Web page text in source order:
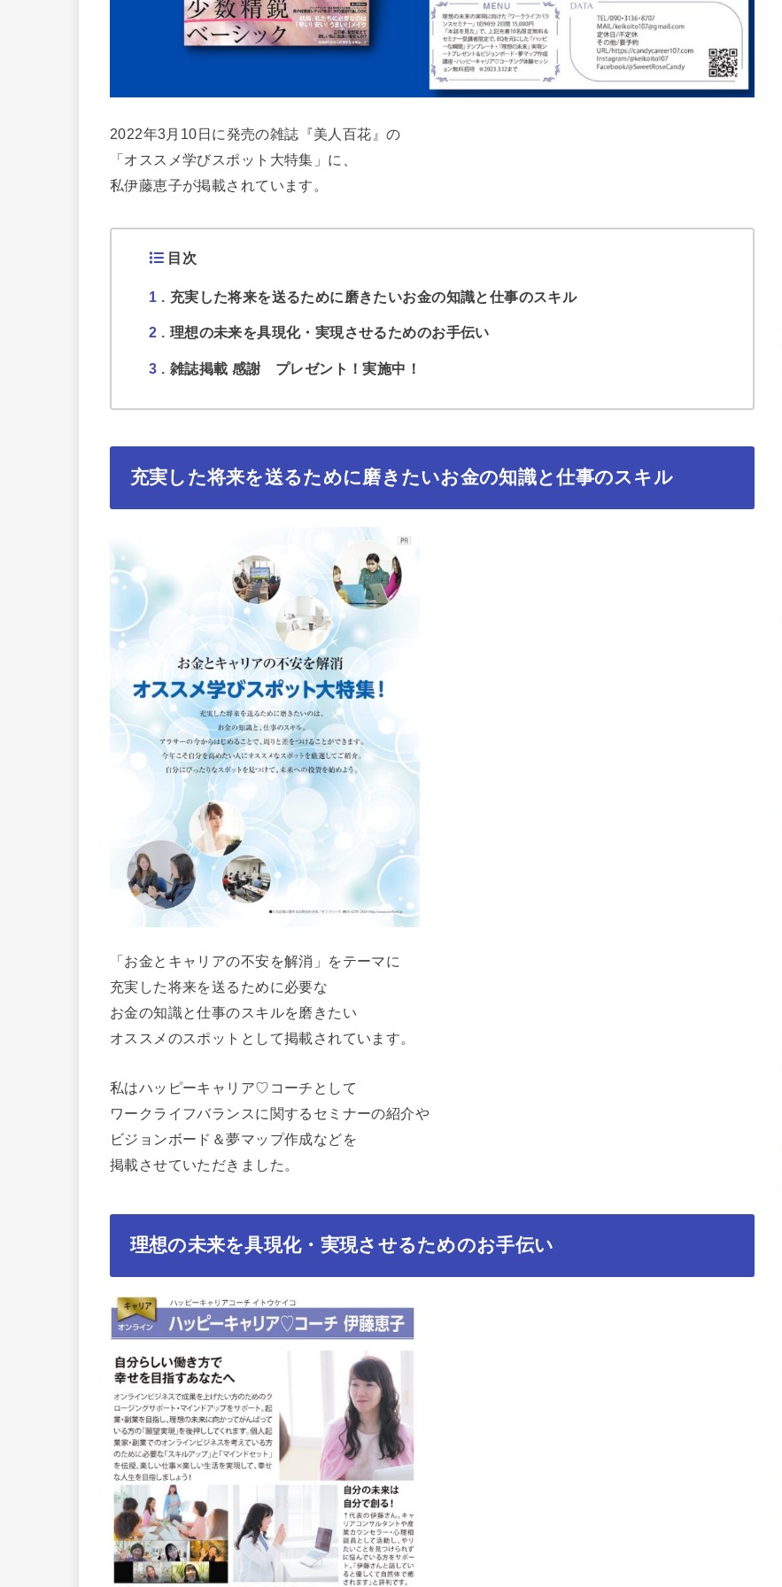
2022年3月10日に発売の雑誌『美人百花』の
「オススメ学びスポット大特集」に、
私伊藤恵子が掲載されています。
目次
1 充実した将来を送るために磨きたいお金の知識と仕事のスキル
2 理想の未来を具現化・実現させるためのお手伝い
3 雑誌掲載 感謝 プレゼント！実施中！
充実した将来を送るために磨きたいお金の知識と仕事のスキル
「お金とキャリアの不安を解消」をテーマに
充実した将来を送るために必要な
お金の知識と仕事のスキルを磨きたい
オススメのスポットとして掲載されています。
私はハッピーキャリア♡コーチとして
ワークライフバランスに関するセミナーの紹介や
ビジョンボード＆夢マップ作成などを
掲載させていただきました。
理想の未来を具現化・実現させるためのお手伝い